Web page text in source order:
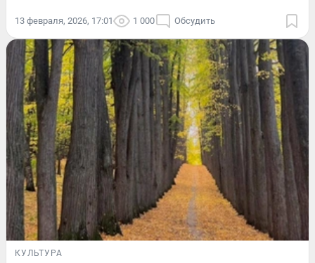
13 февраля, 2026, 17:01 1 000 Обсудить
КУЛЬТУРА